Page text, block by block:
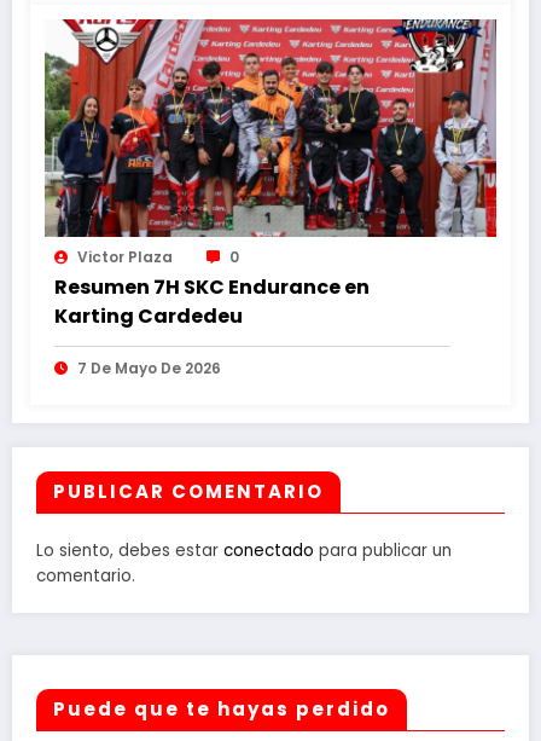
Victor Plaza 0
Resumen 7H SKC Endurance en
Karting Cardedeu
7 De Mayo De 2026
PUBLICAR COMENTARIO
Lo siento, debes estar conectado para publicar un
comentario.
Puede que te hayas perdido